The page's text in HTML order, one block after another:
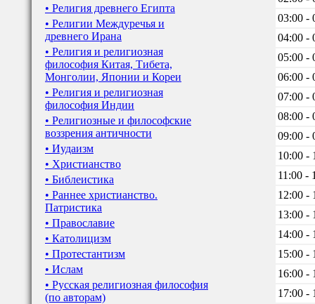
• Религия древнего Египта
• Религии Междуречья и
древнего Ирана
• Религия и религиозная
философия Китая, Тибета,
Монголии, Японии и Кореи
• Религия и религиозная
философия Индии
• Религиозные и философские
воззрения античности
• Иудаизм
• Христианство
• Библеистика
• Раннее христианство.
Патристика
• Православие
• Католицизм
• Протестантизм
• Ислам
• Русская религиозная философия
(по авторам)
03:00 -
04:00 -
05:00 -
06:00 -
07:00 -
08:00 -
09:00 -
10:00 -
11:00 -
12:00 -
13:00 -
14:00 -
15:00 -
16:00 -
17:00 -